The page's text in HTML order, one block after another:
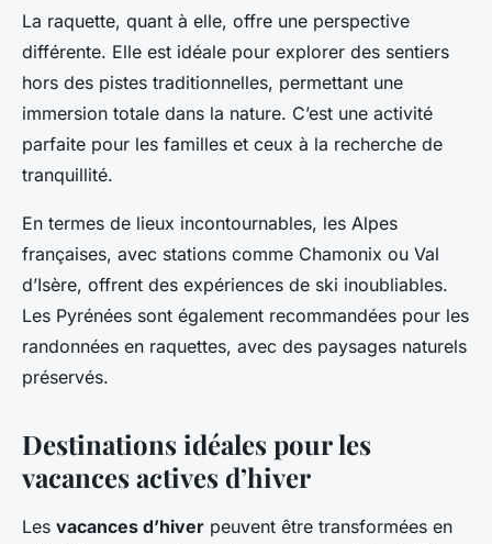
La raquette, quant à elle, offre une perspective
différente. Elle est idéale pour explorer des sentiers
hors des pistes traditionnelles, permettant une
immersion totale dans la nature. C’est une activité
parfaite pour les familles et ceux à la recherche de
tranquillité.
En termes de lieux incontournables, les Alpes
françaises, avec stations comme Chamonix ou Val
d’Isère, offrent des expériences de ski inoubliables.
Les Pyrénées sont également recommandées pour les
randonnées en raquettes, avec des paysages naturels
préservés.
Destinations idéales pour les
vacances actives d’hiver
Les vacances d’hiver peuvent être transformées en